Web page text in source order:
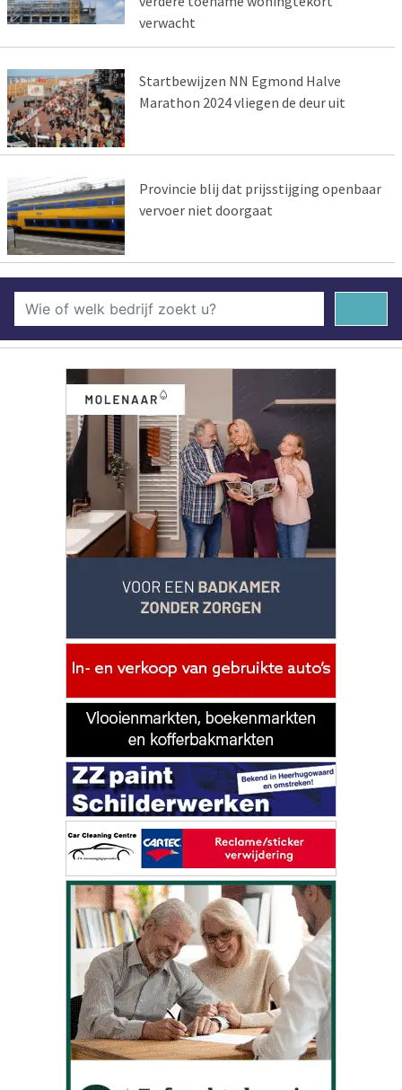
verwacht
Startbewijzen NN Egmond Halve
Marathon 2024 vliegen de deur uit
Provincie blij dat prijsstijging openbaar
vervoer niet doorgaat